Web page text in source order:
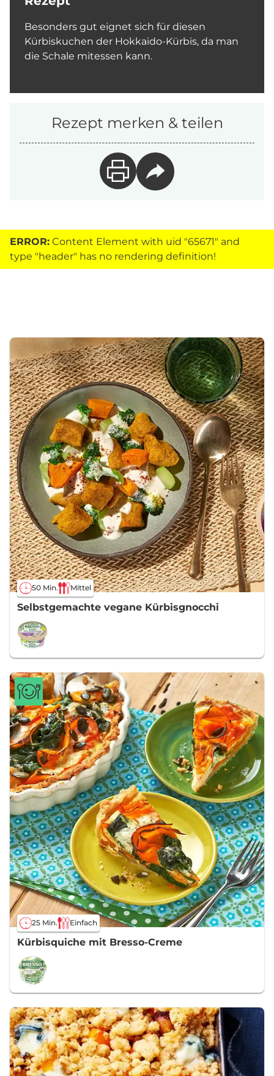
Besonders gut eignet sich für diesen
Kürbiskuchen der Hokkaido-Kürbis, da man
die Schale mitessen kann.
Rezept merken & teilen
ERROR: Content Element with uid "65671" and
type "header" has no rendering definition!
50 Min. Mittel
Selbstgemachte vegane Kürbisgnocchi
25 Min. Einfach
Kürbisquiche mit Bresso-Creme